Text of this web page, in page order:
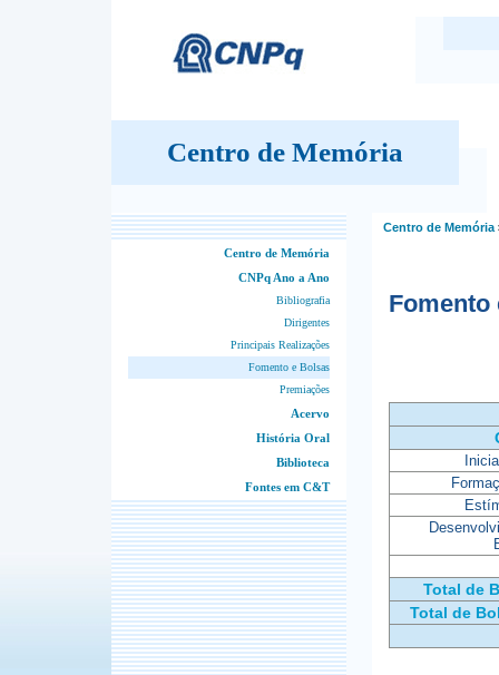
Centro de Memória
Centro de Memória
CNPq Ano a Ano
Bibliografia
Dirigentes
Principais Realizações
Fomento e Bolsas
Premiações
Acervo
História Oral
Biblioteca
Fontes em C&T
Centro de Memória
Fomento
Total de
Total de